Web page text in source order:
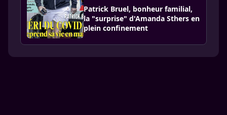
Patrick Bruel, bonheur familial,
la "surprise" d'Amanda Sthers en
plein confinement